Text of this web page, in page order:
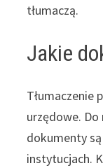
tłumaczą.
Jakie
Tłumaczenie
urzędowe.
dokumenty
instytucjach.